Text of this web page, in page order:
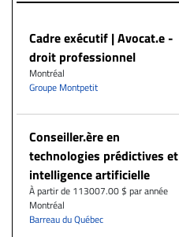
Cadre exécutif | Avocat.e -
droit professionnel
Montréal
Groupe Montpetit
Conseiller.ère en
technologies prédictives et
intelligence artificielle
À partir de 113007.00 $ par année
Montréal
Barreau du Québec